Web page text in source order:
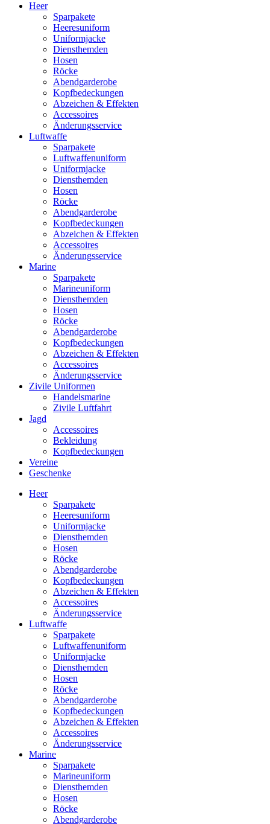
Heer
Sparpakete
Heeresuniform
Uniformjacke
Diensthemden
Hosen
Röcke
Abendgarderobe
Kopfbedeckungen
Abzeichen & Effekten
Accessoires
Änderungsservice
Luftwaffe
Sparpakete
Luftwaffenuniform
Uniformjacke
Diensthemden
Hosen
Röcke
Abendgarderobe
Kopfbedeckungen
Abzeichen & Effekten
Accessoires
Änderungsservice
Marine
Sparpakete
Marineuniform
Diensthemden
Hosen
Röcke
Abendgarderobe
Kopfbedeckungen
Abzeichen & Effekten
Accessoires
Änderungsservice
Zivile Uniformen
Handelsmarine
Zivile Luftfahrt
Jagd
Accessoires
Bekleidung
Kopfbedeckungen
Vereine
Geschenke
Heer
Sparpakete
Heeresuniform
Uniformjacke
Diensthemden
Hosen
Röcke
Abendgarderobe
Kopfbedeckungen
Abzeichen & Effekten
Accessoires
Änderungsservice
Luftwaffe
Sparpakete
Luftwaffenuniform
Uniformjacke
Diensthemden
Hosen
Röcke
Abendgarderobe
Kopfbedeckungen
Abzeichen & Effekten
Accessoires
Änderungsservice
Marine
Sparpakete
Marineuniform
Diensthemden
Hosen
Röcke
Abendgarderobe